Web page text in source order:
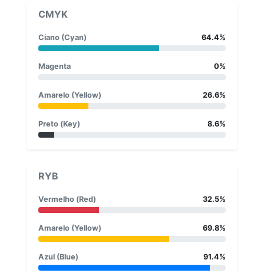
CMYK
Ciano (Cyan) 64.4%
Magenta 0%
Amarelo (Yellow) 26.6%
Preto (Key) 8.6%
RYB
Vermelho (Red) 32.5%
Amarelo (Yellow) 69.8%
Azul (Blue) 91.4%